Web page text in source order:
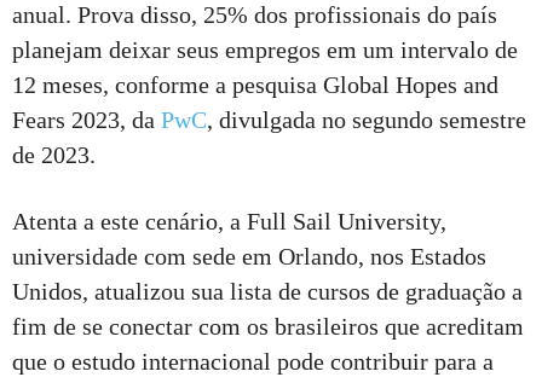
anual. Prova disso, 25% dos profissionais do país
planejam deixar seus empregos em um intervalo de
12 meses, conforme a pesquisa Global Hopes and
Fears 2023, da PwC, divulgada no segundo semestre
de 2023.
Atenta a este cenário, a Full Sail University,
universidade com sede em Orlando, nos Estados
Unidos, atualizou sua lista de cursos de graduação a
fim de se conectar com os brasileiros que acreditam
que o estudo internacional pode contribuir para a